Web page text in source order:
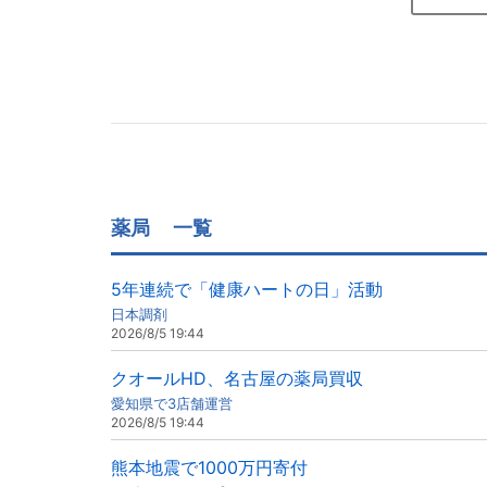
薬局 一覧
5年連続で「健康ハートの日」活動
日本調剤
2026/8/5 19:44
クオールHD、名古屋の薬局買収
愛知県で3店舗運営
2026/8/5 19:44
熊本地震で1000万円寄付